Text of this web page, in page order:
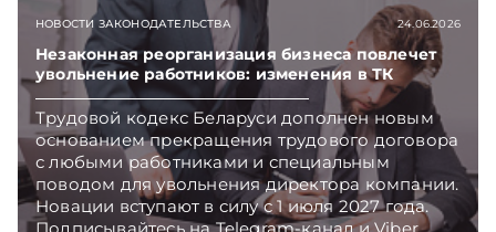
окружающую среду, подключиться к
локальному мониторингу. Об этих и иных
изменениях – в еженедельном обзоре.
Подписывайтесь на Telegram‑канал и Viber.
Главное об экономике Беларуси — раньше,
чем в новостях TelegramViber
НОВОСТИ ЗАКОНОДАТЕЛЬСТВА 24.06.2026
Незаконная реорганизация бизнеса повлечет
увольнение работников: изменения в ТК
Трудовой кодекс Беларуси дополнен новым
основанием прекращения трудового договора
с любыми работниками и специальным
поводом для увольнения директора компании.
Новации вступают в силу с 1 июля 2027 года.